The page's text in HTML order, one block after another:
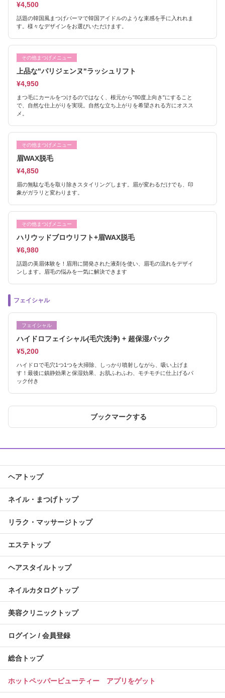
¥4,500
話題の韓国風まつげパーマで韓国アイドルのような束感を手に入れれま
す。様々なデザインをお選びいただけます。
その他まつげメニュー
上品な"パリジェンヌ"ラッシュリフト
¥4,950
まつ毛にカールをつけるのではなく、根元から"80度上向き"にすること
で、自然な仕上がりを実現。自然な立ち上がりを希望される方にオスス
メ。
その他まつげメニュー
眉WAX脱毛
¥4,850
眉の無駄な毛を取り除きスタイリングします。眉が変わるだけでも、印
象がガラリと変わります。
その他まつげメニュー
ハリウッドブロウリフト+眉WAX脱毛
¥6,980
話題の美眉体験を！眉用に開発された液剤を使い、眉毛の流れをデザイ
ンします。眉毛の悩みを一気に解決できます
フェイシャル
フェイシャル
ハイドロフェイシャル(毛穴洗浄) + 超保湿パック
¥5,200
ハイドロで毛穴1つ1つを大掃除、しっかり噴射しながら、吸い上げま
す！最後に鎮静効果と保湿効果、お肌ふわふわ、モチモチに仕上げるパ
ック付き
ブックマークする
ヘアトップ
ネイル・まつげトップ
リラク・マッサージトップ
エステトップ
ヘアスタイルトップ
ネイルカタログトップ
美容クリニックトップ
ログイン / 会員登録
総合トップ
ホットペッパービューティー アプリをゲット